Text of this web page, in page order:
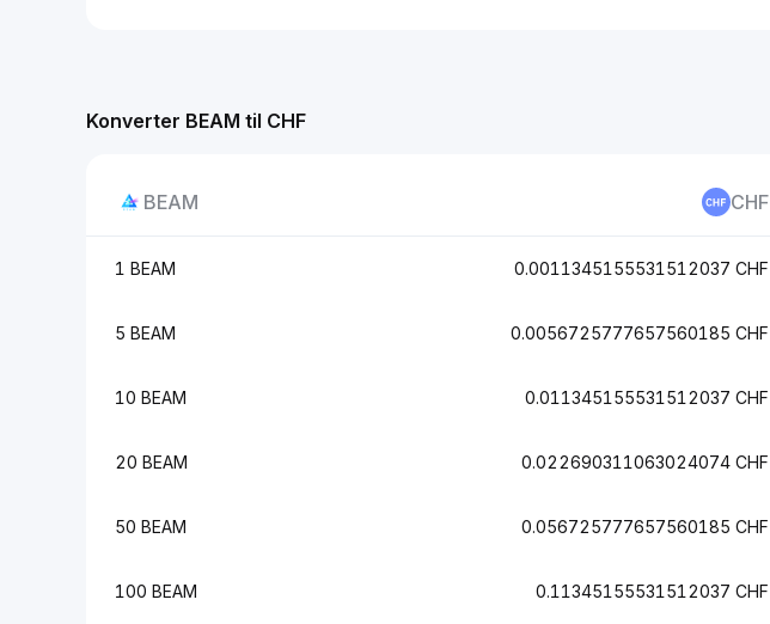
Konverter BEAM til CHF
BEAM CHF
1 BEAM 0.0011345155531512037 CHF
5 BEAM 0.0056725777657560185 CHF
10 BEAM 0.011345155531512037 CHF
20 BEAM 0.022690311063024074 CHF
50 BEAM 0.056725777657560185 CHF
100 BEAM 0.11345155531512037 CHF